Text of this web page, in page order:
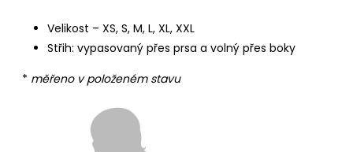
Velikost – XS, S, M, L, XL, XXL
Střih: vypasovaný přes prsa a volný přes boky
* měřeno v položeném stavu